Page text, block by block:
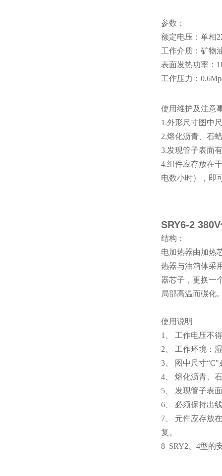
参数：
额定电压：单相
工作介质：矿物
表面发热功率：
工作压力：
使用维护及注意
1.外形尺寸图中
2.熔化沥青、石
3.发现管子表面
4.组件应存放在
电数小时），即
SRY6-2
结构：
电加热器由加热
热器与油箱体采
器芯子，更换一
局部高温而碳化
使用说明
1、 工作电压不
2、 工作环境：
3、 图中尺寸
4、 熔化沥青、
5、 发现管子表
6、 必须保持出
7、 元件应存放
复。
8 SRY2、4型的